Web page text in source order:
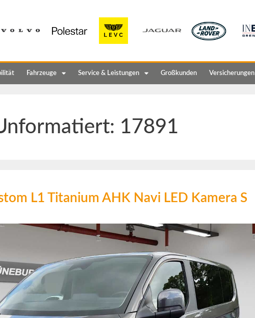
Fahrzeuge Service & Leistungen Großkunden Versicherungen
17891
L1 Titanium AHK Navi LED Kamera S